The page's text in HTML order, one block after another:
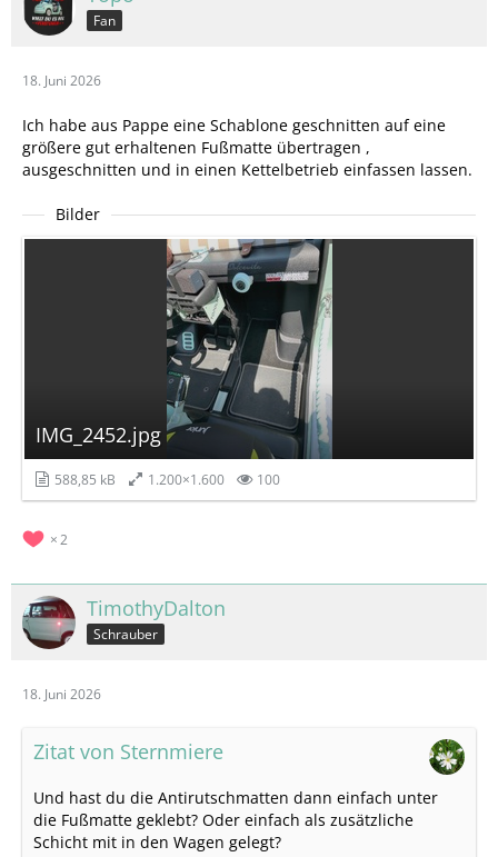
Fan
18. Juni 2026
Ich habe aus Pappe eine Schablone geschnitten auf eine
größere gut erhaltenen Fußmatte übertragen ,
ausgeschnitten und in einen Kettelbetrieb einfassen lassen.
Bilder
IMG_2452.jpg
588,85 kB 1.200×1.600 100
2
TimothyDalton
Schrauber
18. Juni 2026
Zitat von Sternmiere
Und hast du die Antirutschmatten dann einfach unter
die Fußmatte geklebt? Oder einfach als zusätzliche
Schicht mit in den Wagen gelegt?